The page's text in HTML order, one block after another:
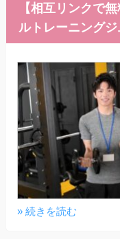
【相互リンクで
ルトレーニング
» 続きを読む